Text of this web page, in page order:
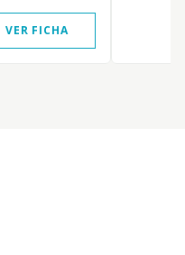
VER FICHA